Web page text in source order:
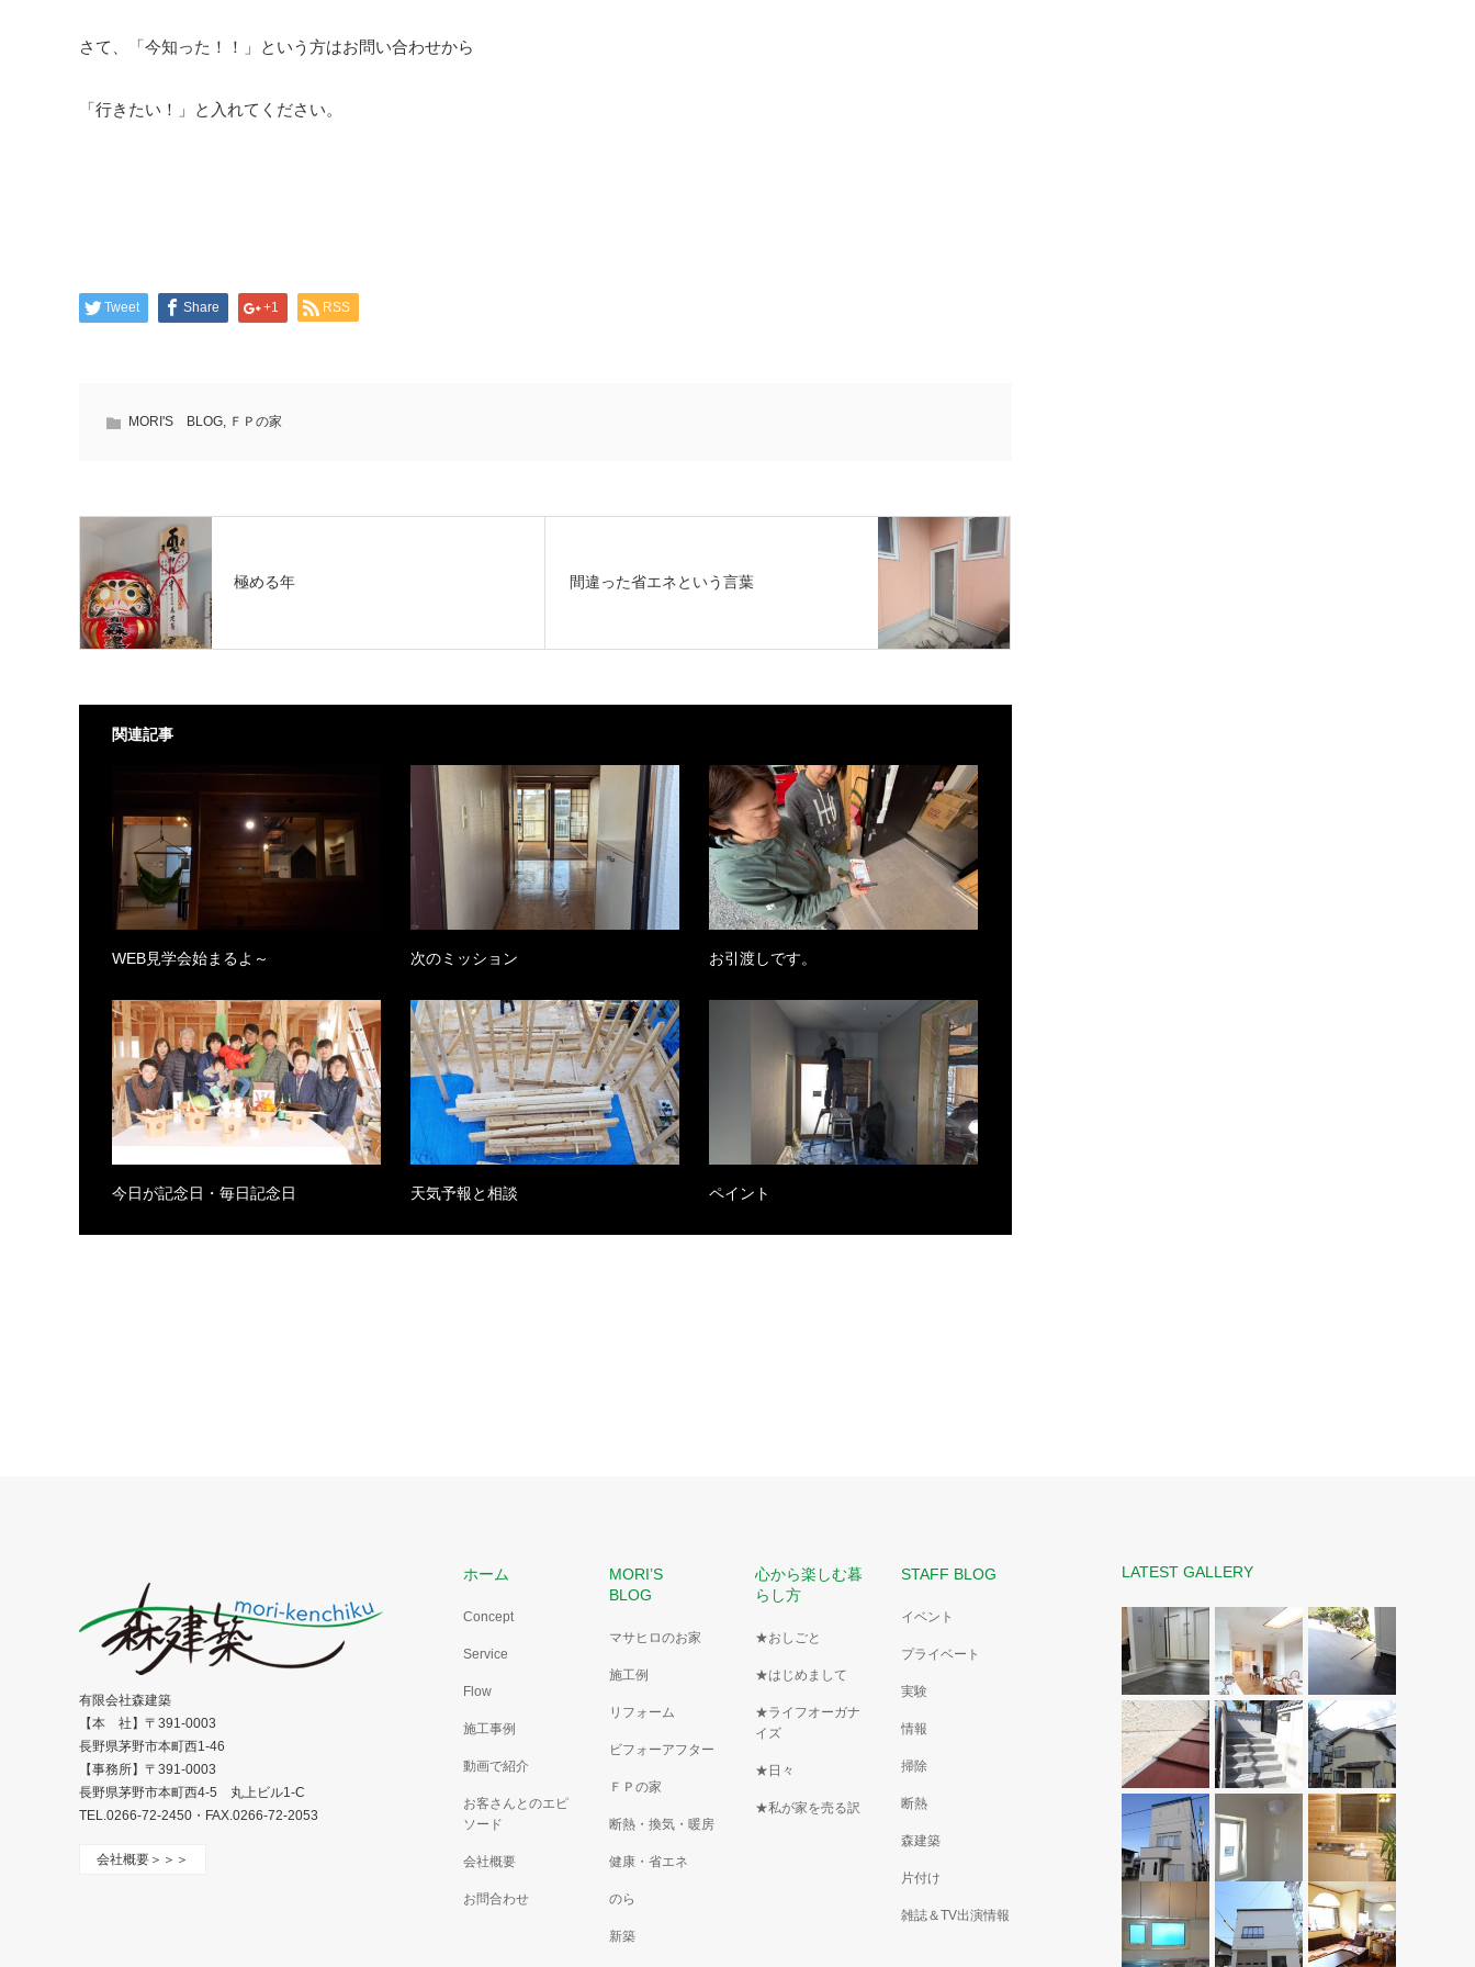
さて、「今知った！！」という方はお問い合わせから
「行きたい！」と入れてください。
Tweet Share +1 RSS
MORI'S BLOG, ＦＰの家
極める年 間違った省エネという言葉
関連記事
WEB見学会始まるよ～ 次のミッション お引渡しです。
今日が記念日・毎日記念日 天気予報と相談 ペイント
ホーム
Concept
Service
Flow
施工事例
動画で紹介
お客さんとのエピ
ソード
会社概要
お問合わせ
MORI’S
BLOG
マサヒロのお家
施工例
リフォーム
ビフォーアフター
ＦＰの家
断熱・換気・暖房
健康・省エネ
のら
新築
心から楽しむ暮
らし方
★おしごと
★はじめまして
★ライフオーガナ
イズ
★日々
★私が家を売る訳
STAFF BLOG
イベント
プライベート
実験
情報
掃除
断熱
森建築
片付け
雑誌＆TV出演情報
LATEST GALLERY
有限会社森建築
【本 社】〒391-0003
長野県茅野市本町西1-46
【事務所】〒391-0003
長野県茅野市本町西4-5 丸上ビル1-C
TEL.0266-72-2450・FAX.0266-72-2053
会社概要＞＞＞